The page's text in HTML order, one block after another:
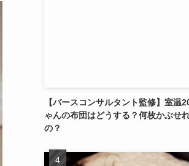
【バースコンサルタント監修】室温
ゃんの布団はどうする？何枚かぶせ
の？